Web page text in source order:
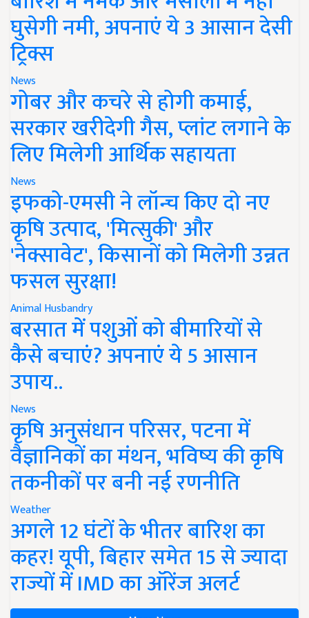
घुसेगी नमी, अपनाएं ये 3 आसान देसी
ट्रिक्स
News
गोबर और कचरे से होगी कमाई,
सरकार खरीदेगी गैस, प्लांट लगाने के
लिए मिलेगी आर्थिक सहायता
News
इफको-एमसी ने लॉन्च किए दो नए
कृषि उत्पाद, 'मित्सुकी' और
'नेक्सावेट', किसानों को मिलेगी उन्नत
फसल सुरक्षा!
Animal Husbandry
बरसात में पशुओं को बीमारियों से
कैसे बचाएं? अपनाएं ये 5 आसान
उपाय..
News
कृषि अनुसंधान परिसर, पटना में
वैज्ञानिकों का मंथन, भविष्य की कृषि
तकनीकों पर बनी नई रणनीति
Weather
अगले 12 घंटों के भीतर बारिश का
कहर! यूपी, बिहार समेत 15 से ज्यादा
राज्यों में IMD का ऑरेंज अलर्ट